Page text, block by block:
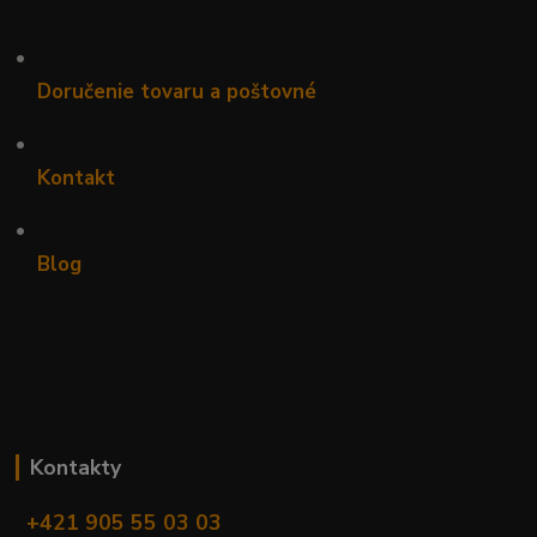
•
Doručenie tovaru a poštovné
•
Kontakt
•
Blog
Kontakty
+421 905 55 03 03